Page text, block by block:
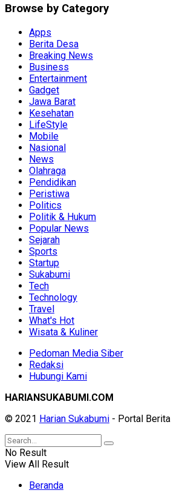
Browse by Category
Apps
Berita Desa
Breaking News
Business
Entertainment
Gadget
Jawa Barat
Kesehatan
LifeStyle
Mobile
Nasional
News
Olahraga
Pendidikan
Peristiwa
Politics
Politik & Hukum
Popular News
Sejarah
Sports
Startup
Sukabumi
Tech
Technology
Travel
What's Hot
Wisata & Kuliner
Pedoman Media Siber
Redaksi
Hubungi Kami
HARIANSUKABUMI.COM
© 2021 Harian Sukabumi - Portal Berita
No Result
View All Result
Beranda